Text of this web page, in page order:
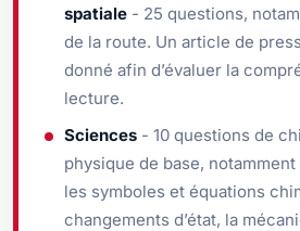
spatiale - 25 questions,
de la route. Un article de
donné afin d’évaluer la
lecture.
Sciences - 10 questions de
physique de base,
les symboles et équations
changements d’état, la